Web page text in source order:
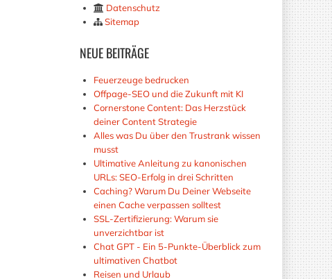
Datenschutz
Sitemap
NEUEBEITRÄGE
Feuerzeuge bedrucken
Offpage-SEO und die Zukunft mit KI
Cornerstone Content: Das Herzstück
deiner Content Strategie
Alles was Du über den Trustrank wissen
musst
Ultimative Anleitung zu kanonischen
URLs: SEO-Erfolg in drei Schritten
Caching? Warum Du Deiner Webseite
einen Cache verpassen solltest
SSL-Zertifizierung: Warum sie
unverzichtbar ist
Chat GPT - Ein 5-Punkte-Überblick zum
ultimativen Chatbot
Reisen und Urlaub